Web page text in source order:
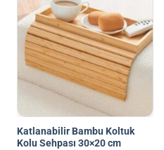
Katlanabilir Bambu Koltuk
Kolu Sehpası 30×20 cm